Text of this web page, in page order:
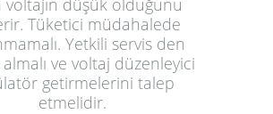
voltajın düşük olduğunu
Tüketici müdahalede
Yetkili servis den
ve voltaj düzenleyici
getirmelerini talep
etmelidir.